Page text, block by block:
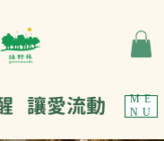
ME
NU
讓愛流動